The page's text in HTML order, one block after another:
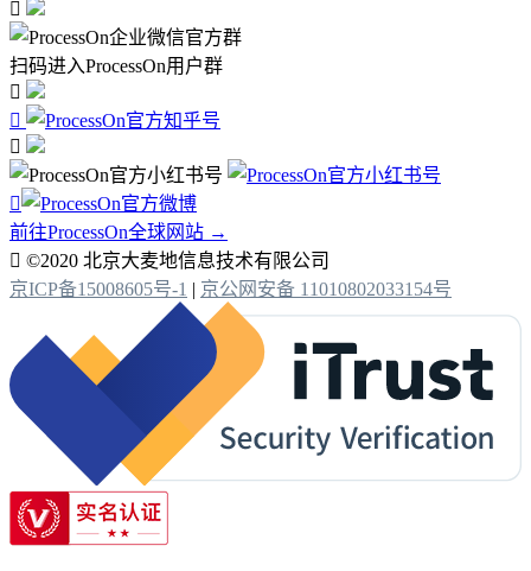

扫码进入ProcessOn用户群




前往ProcessOn全球网站 →
 ©2020 北京大麦地信息技术有限公司
京ICP备15008605号-1 | 京公网安备 11010802033154号